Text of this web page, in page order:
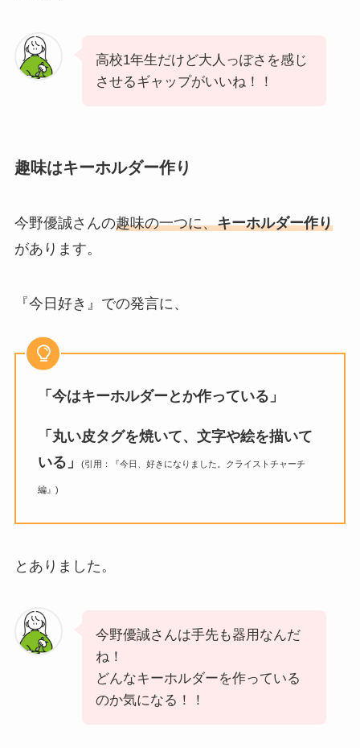
高校1年生だけど大人っぽさを感じ
させるギャップがいいね！！
趣味はキーホルダー作り
今野優誠さんの趣味の一つに、キーホルダー作り
があります。
『今日好き』での発言に、
「今はキーホルダーとか作っている」
「丸い皮タグを焼いて、文字や絵を描いて
いる」
(引用：『今日、好きになりました。クライストチャーチ
編』)
とありました。
今野優誠さんは手先も器用なんだ
ね！
どんなキーホルダーを作っている
のか気になる！！